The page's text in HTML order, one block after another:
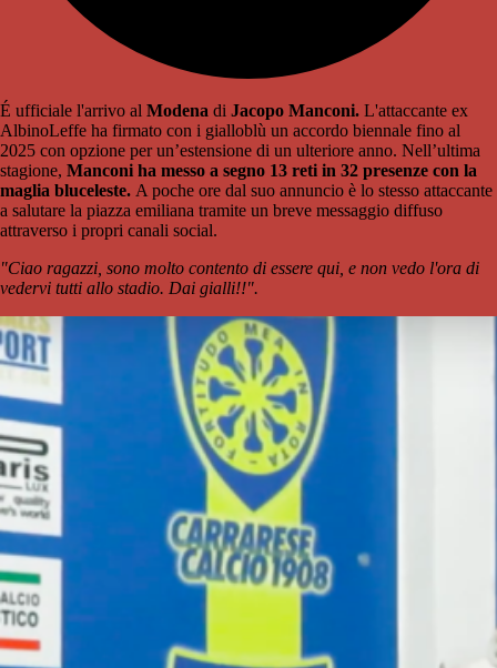
É ufficiale l'arrivo al Modena di Jacopo Manconi. L'attaccante ex
AlbinoLeffe ha firmato con i gialloblù un accordo biennale fino al
2025 con opzione per un’estensione di un ulteriore anno. Nell’ultima
stagione, Manconi ha messo a segno 13 reti in 32 presenze con la
maglia bluceleste. A poche ore dal suo annuncio è lo stesso attaccante
a salutare la piazza emiliana tramite un breve messaggio diffuso
attraverso i propri canali social.
"Ciao ragazzi, sono molto contento di essere qui, e non vedo l'ora di
vedervi tutti allo stadio. Dai gialli!!".